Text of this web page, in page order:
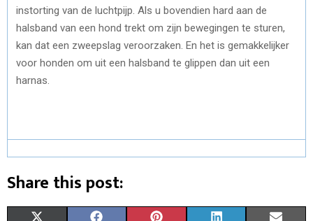
instorting van de luchtpijp. Als u bovendien hard aan de
halsband van een hond trekt om zijn bewegingen te sturen,
kan dat een zweepslag veroorzaken. En het is gemakkelijker
voor honden om uit een halsband te glippen dan uit een
harnas.
Share this post: